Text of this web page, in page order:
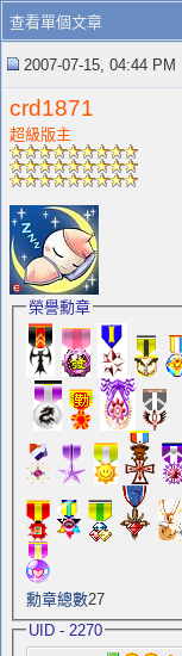
查看單個文章
2007-07-15, 04:44 PM
crd1871
超級版主
榮譽勳章
勳章總數27
UID - 2270